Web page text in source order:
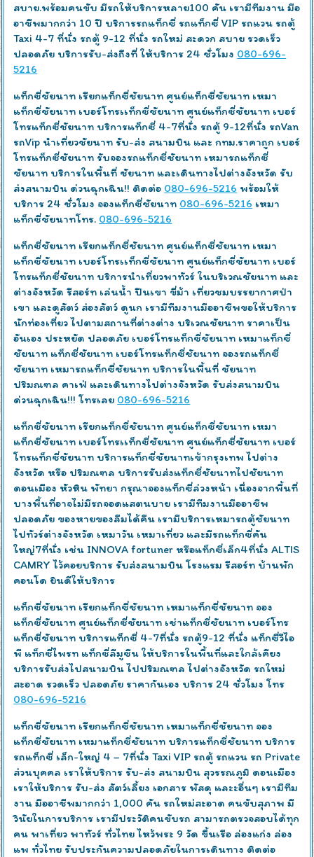
สบาย‎.พร้อมคนขับ มีรถให้บริการหลาย100 คัน เรามีทีมงาน มือ
อาชีพมากกว่า 10 ปี บริการรถแท็กซี่ รถแท็กซี่ VIP รถแวน รถตู้
Taxi 4-7 ที่นั่ง รถตู้ 9-12 ที่นั่ง รถใหม่ สะดวก สบาย รวดเร็ว
ปลอดภัย บริการรับ-ส่งถึงที่ ให้บริการ 24 ชั่วโมง 080-696-
5216
แท็กซี่ชัยนาท เรียกแท็กซี่ชัยนาท ศูนย์แท็กซี่ชัยนาท เหมา
แท็กซี่ชัยนาท เบอร์โทรเเท็กซี่ชัยนาท ศูนย์แท็กซี่ชัยนาท เบอร์
โทรแท็กซี่ชัยนาท บริการแท็กซี่ 4-7ที่นั่ง รถตู้ 9-12ที่นั่ง รถVan
รถVip นำเที่ยวชัยนาท รับ-ส่ง สนามบิน และ กทม.ราคาถูก เบอร์
โทรแท็กซี่ชัยนาท รับจองรถแท็กซี่ชัยนาท เหมารถแท็กซี่
ชัยนาท บริการในพื้นที่ ชัยนาท และเดินทางไปต่างจังหวัด รับ
ส่งสนามบิน ด่วนฉุกเฉิน!! ติดต่อ 080-696-5216 พร้อมให้
บริการ 24 ชั่วโมง จองแท็กซี่ชัยนาท 080-696-5216 เหมา
แท็กซี่ชัยนาทโทร. 080-696-5216
แท็กซี่ชัยนาท เรียกแท็กซี่ชัยนาท ศูนย์แท็กซี่ชัยนาท เหมา
แท็กซี่ชัยนาท เบอร์โทรเเท็กซี่ชัยนาท ศูนย์แท็กซี่ชัยนาท เบอร์
โทรแท็กซี่ชัยนาท บริการนำเที่ยวพาทัวร์ ในบริเวณชัยนาท และ
ต่างจังหวัด รีสอร์ท เล่นน้ำ ปีนเขา ขี่ม้า เที่ยวชมบรรยากาศป่า
เขา และดูสัตว์ ส่องสัตว์ ดูนก เรามีทีมงานมืออาชีพขอให้บริการ
นักท่องเที่ยว ไปตามสถานที่ต่างต่าง บริเวณชัยนาท ราคาเป็น
อันเอง ประหยัด ปลอดภัย เบอร์โทรแท็กซี่ชัยนาท เหมาแท็กซี่
ชัยนาท แท็กซี่ชัยนาท เบอร์โทรแท็กซี่ชัยนาท จองรถแท็กซี่
ชัยนาท เหมารถแท็กซี่ชัยนาท บริการในพื้นที่ ชัยนาท
ปริมณฑล คาเฟ่ และเดินทางไปต่างจังหวัด รับส่งสนามบิน
ด่วนฉุกเฉิน!!! โทรเลย 080-696-5216
แท็กซี่ชัยนาท เรียกแท็กซี่ชัยนาท ศูนย์แท็กซี่ชัยนาท เหมา
แท็กซี่ชัยนาท เบอร์โทรเเท็กซี่ชัยนาท ศูนย์แท็กซี่ชัยนาท เบอร์
โทรแท็กซี่ชัยนาท บริการแท็กซี่ชัยนาทเข้ากรุงเทพ ไปต่าง
จังหวัด หรือ ปริมณฑล บริการรับส่งแท็กซี่ชัยนาทไปชัยนาท
ดอนเมือง หัวหิน พัทยา กรุณาจองแท็กซี่ล่วงหน้า เนื่องจากพื้นที่
บางพื้นที่อาจไม่มีรถจอดแสตนบาย เรามีทีมงานมืออาชีพ
ปลอดภัย ของหายของลืมได้คืน เรามีบริการเหมารถตู้ชัยนาท
ไปทัวร์ต่างจังหวัด เหมาวัน เหมาเที่ยว และมีรถแท็กซี่คัน
ใหญ่7ที่นั่ง เช่น INNOVA fortuner หรือแท็กซี่เล็ก4ที่นั่ง ALTIS
CAMRY ไว้คอยบริการ รับส่งสนามบิน โรงแรม รีสอร์ท บ้านพัก
คอนโด ยินดีให้บริการ
แท็กซี่ชัยนาท เรียกแท็กซี่ชัยนาท เหมาแท็กซี่ชัยนาท จอง
แท็กซี่ชัยนาท ศูนย์แท็กซี่ชัยนาท เช่าแท็กซี่ชัยนาท เบอร์โทร
แท็กซี่ชัยนาท บริการแท็กซี่ 4-7ที่นั่ง รถตู้9-12 ที่นั่ง แท็กซี่วีไอ
พี แท็กซี่ไพรท แท็กซี่ลีมูซีน ให้บริการในพื้นที่และใกล้เคียง
บริการรับส่งไปสนามบิน ไปปริมณฑล ไปต่างจังหวัด รถใหม่
สะอาด รวดเร็ว ปลอดภัย ราคากันเอง บริการ 24 ชั่วโมง โทร
080-696-5216
แท็กซี่ชัยนาท เรียกแท็กซี่ชัยนาท เหมาแท็กซี่ชัยนาท จอง
แท็กซี่ชัยนาท เหมาแท็กซี่ชัยนาท บริการแท็กซี่ชัยนาท บริการ
รถแท็กซี่ เล็ก-ใหญ่ 4 – 7ที่นั่ง Taxi VIP รถตู้ รถแวน รถ Private
ส่วนบุคคล เราให้บริการ รับ-ส่ง สนามบิน สุวรรณภูมิ ดอนเมือง
เราให้บริการ รับ-ส่ง สัตว์เลี้ยง เอกสาร พัสดุ และะอื่นๆ เรามีทีม
งาน มืออาชีพมากกว่า 1,000 คัน รถใหม่สะอาด คนขับสุภาพ มี
วินัยในการบริการ เรามีประวัติคนขับรถ สามารถตรวจสอบได้ทุก
คน พาเที่ยว พาทัวร์ ทั่วไทย ไหว้พระ 9 วัด ขึ้นเรือ ล่องแก่ง ล่อง
แพ ทั่วไทย รับประกันความปลอดภัยในการเดินทาง ติดต่อ